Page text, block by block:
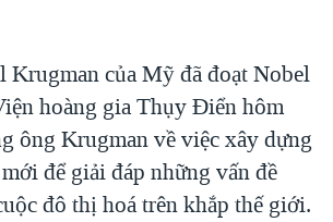
GIẢ
MẠI CỦA MỸ: QUÁ KHỨ VÀ HIỆN
Krugman của Mỹ đã đoạt Nobel
hoàng gia Thụy Ðiển hôm
ông Krugman về việc xây dựng
để giải đáp những vấn đề
đô thị hoá trên khắp thế giới.